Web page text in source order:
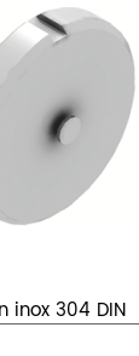
inox 304 DIN